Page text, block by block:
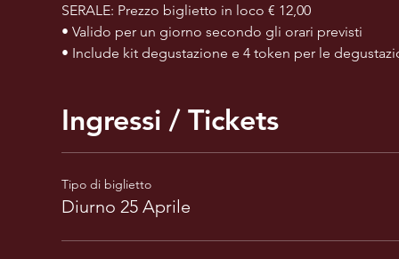
SERALE: Prezzo biglietto in loco € 12,00
• Valido per un giorno secondo gli orari previsti
• Include kit degustazione e 4 token per le
Ingressi / Tickets
Tipo di biglietto
Diurno 25 Aprile